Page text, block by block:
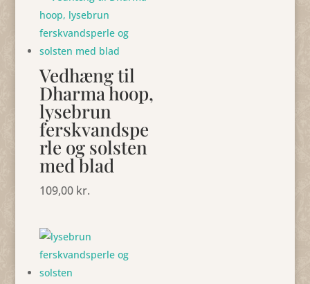
Vedhæng til
Dharma hoop,
lysebrun
ferskvandspe
rle og solsten
med blad
109,00 kr.